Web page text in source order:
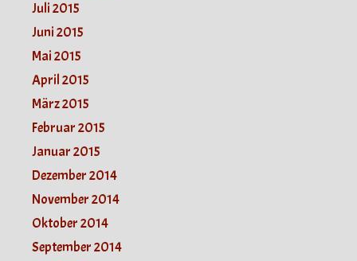
Juli 2015
Juni 2015
Mai 2015
April 2015
März 2015
Februar 2015
Januar 2015
Dezember 2014
November 2014
Oktober 2014
September 2014